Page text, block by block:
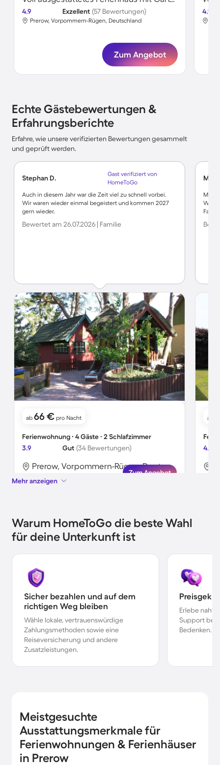
4.9 Exzellent (57 Bewertungen)
Prerow, Vorpommern-Rügen, Deutschland
Zum Angebot
4.9
Echte Gästebewertungen &
Erfahrungsberichte
Erfahre, wie unsere verifizierten Bewertungen gesammelt
und geprüft werden.
Stephan D.
Gast verifiziert von
HomeToGo
Auch in diesem Jahr war die Zeit viel zu schnell vorbei.
Wir waren wieder einmal begeistert und kommen 2027
gern wieder.
Bewertet am 26.07.2026 | Familie
ab 66 € pro Nacht
Ferienwohnung ∙ 4 Gäste ∙ 2 Schlafzimmer
3.9
Gut (34 Bewertungen)
Prerow, Vorpommern-Rügen, Deutschland
Zum Angebot
ab
4.6
Mehr anzeigen
Warum HomeToGo die beste Wahl
für deine Unterkunft ist
Sicher bezahlen und auf dem
richtigen Weg bleiben
Wähle lokale, vertrauenswürdige
Zahlungsmethoden sowie eine
Reiseversicherung und andere
Zusatzleistungen.
Erlebe
Support bei
Bedenken.
Meistgesuchte
Ausstattungsmerkmale für
Ferienwohnungen & Ferienhäuser
in Prerow